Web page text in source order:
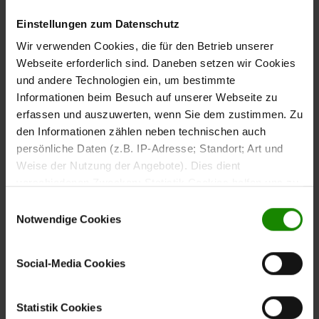
Einstellungen zum Datenschutz
Wir verwenden Cookies, die für den Betrieb unserer
Webseite erforderlich sind. Daneben setzen wir Cookies
und andere Technologien ein, um bestimmte
Informationen beim Besuch auf unserer Webseite zu
erfassen und auszuwerten, wenn Sie dem zustimmen. Zu
den Informationen zählen neben technischen auch
persönliche Daten (z.B. IP-Adresse; Standort; Art und
Weise der Nutzung der Angebote). Dies dient
nutzen, indem sie Informationen sammeln und sie
anonymisiert für statistische Zwecke auszuwerten.
Marketing Cookies helfen uns, Ihnen personalisierte
Werbung anzuzeigen. Social-Media-Cookies ermöglichen
um Inhalte und Werbung innerhalb Ihrer Netzwerke
Notwendige Cookies
Social-Media Cookies
Statistik Cookies
Vulkaneiche
Die Interliving Küche Serie 3043 verbindet elegante
Schlichtheit mit natürlichem Charme. Ihre
softmatten
weißen Fronten harmonieren perfekt mit der warmen
Vulkaneiche-Nachbildung, die sich in Arbeitsplatten,
Nischenrückwänden, Griffen und Regalen wiederfindet.
Korpusse und Sockelblenden in klassischem Weiß setzen
puristische Design abrunden.
Durchdachte Aufteilung